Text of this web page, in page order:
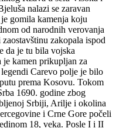
nalazi se zaravan
gomila kamenja koju
od narodnih verovanja
zakopala ispod
da je tu bila vojska
je kamen prikupljan za
Carevo polje je bilo
prema Kosovu. Tokom
1690. godine zbog
Srbiji, Arilje i okolina
i Crne Gore počeli
18, veka. Posle I i II